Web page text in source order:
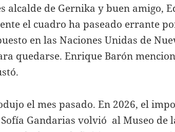
alcalde de Gernika y buen amigo,
el cuadro ha paseado errante
en las Naciones Unidas de
quedarse. Enrique Barón
el mes pasado. En 2026, el
Gandarias volvió al Museo de